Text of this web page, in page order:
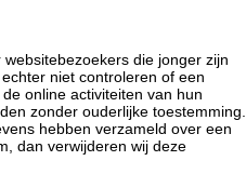
die jonger zijn
niet controleren of een
online activiteiten van hun
zonder ouderlijke toestemming.
hebben verzameld over een
dan verwijderen wij deze